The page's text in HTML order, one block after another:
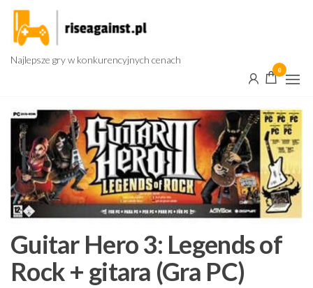
Przejdź
treści
Najlepsze gry w konkurencyjnych cenach
0
Guitar Hero 3: Legends of
Rock + gitara (Gra PC)